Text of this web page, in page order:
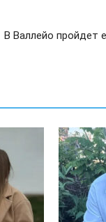
В Валлейо пройдет